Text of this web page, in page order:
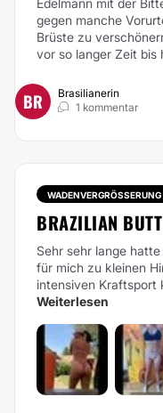
Edelmann mit der
gegen manche
Brüste zu
vor so langer Zeit bis
BR
Brasilianerin
1 kommentar
WADENVERGRÖSSERUNG
BRAZILIAN
Sehr sehr lange
für mich zu kleinen
intensiven Kraftsport
Weiterlesen